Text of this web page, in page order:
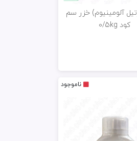
آلومینیوم) خزر سم
کود 0/5kg
ناموجود